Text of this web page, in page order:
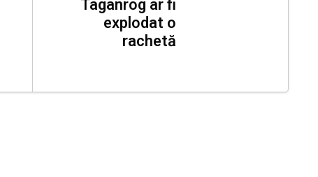
Taganrog ar fi
explodat o
rachetă